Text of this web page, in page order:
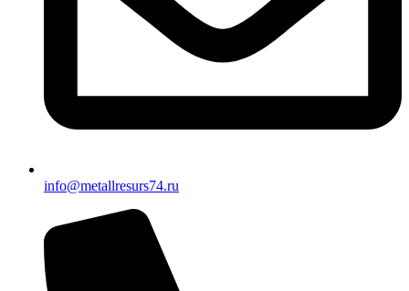
info@metallresurs74.ru